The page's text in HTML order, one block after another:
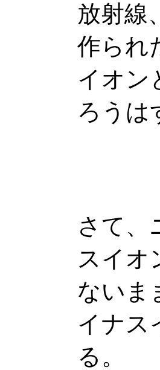
放射線
作られ
イオン
ろうは
さて、
スイオ
ないま
イナス
る。